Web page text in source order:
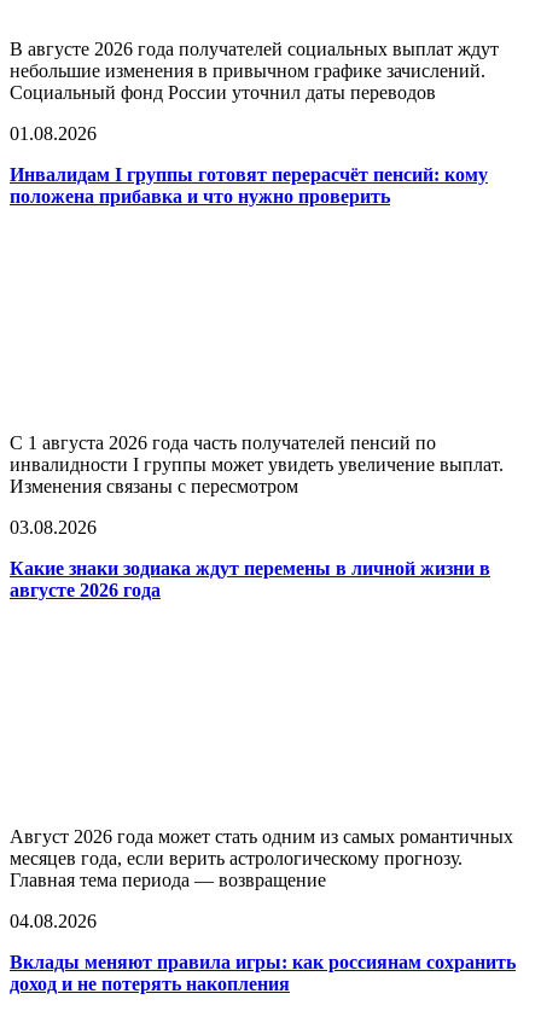
В августе 2026 года получателей социальных выплат ждут
небольшие изменения в привычном графике зачислений.
Социальный фонд России уточнил даты переводов
01.08.2026
Инвалидам I группы готовят перерасчёт пенсий: кому
положена прибавка и что нужно проверить
С 1 августа 2026 года часть получателей пенсий по
инвалидности I группы может увидеть увеличение выплат.
Изменения связаны с пересмотром
03.08.2026
Какие знаки зодиака ждут перемены в личной жизни в
августе 2026 года
Август 2026 года может стать одним из самых романтичных
месяцев года, если верить астрологическому прогнозу.
Главная тема периода — возвращение
04.08.2026
Вклады меняют правила игры: как россиянам сохранить
доход и не потерять накопления